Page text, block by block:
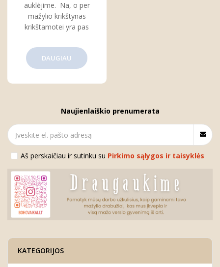
auklėjime. Na, o per
mažylio krikštynas
krikštamotei yra pas
DAUGIAU
Naujienlaiškio prenumerata
Aš perskaičiau ir sutinku su Pirkimo sąlygos ir taisyklės
KATEGORIJOS